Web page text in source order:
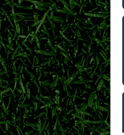
强，应对联赛与
滨水手 鹿岛鹿角
联多年争霸格